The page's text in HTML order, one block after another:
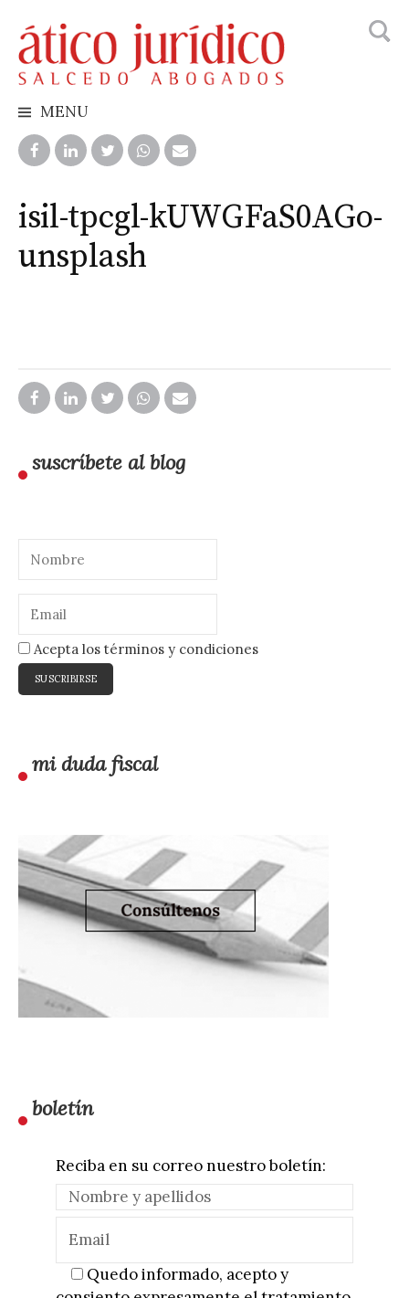
to
content
MENU
isil-tpcgl-kUWGFaS0AGo-
unsplash
suscríbete al blog
Acepta los términos y condiciones
mi duda fiscal
boletín
Reciba en su correo nuestro boletín:
Quedo informado, acepto y